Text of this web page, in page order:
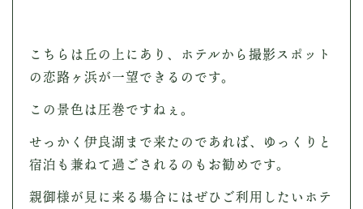
こちらは丘の上にあり、ホテルから撮影スポット
の恋路ヶ浜が一望できるのです。
この景色は圧巻ですねぇ。
せっかく伊良湖まで来たのであれば、ゆっくりと
宿泊も兼ねて過ごされるのもお勧めです。
親御様が見に来る場合にはぜひご利用したいホテ